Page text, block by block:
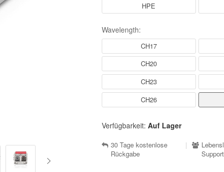
HPE
Wavelength:
CH17
CH20
CH23
CH26
Verfügbarkeit: Auf Lager
30 Tage kostenlose
Rückgabe
|
Support